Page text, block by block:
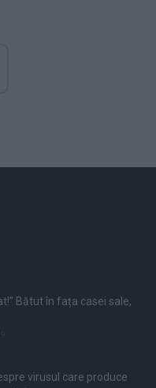
Bătut în fața casei sale,
virusul care produce